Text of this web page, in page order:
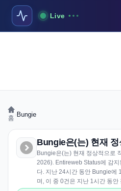
Live
홈 Bungie
Bungie은(는) 현재
Bungie은(는) 현재 정상적으로
2026). Entireweb Status에 감지
다. 지난 24시간 동안 Bungie에
며, 이 중 0건은 지난 1시간 동안